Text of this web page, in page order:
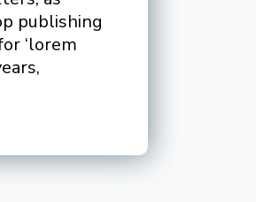
publishing
‘lorem